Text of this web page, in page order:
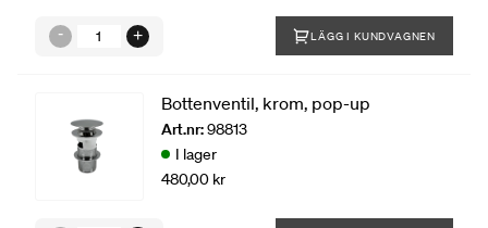
LÄGG I KUNDVAGNEN
Bottenventil, krom, pop-up
Art.nr:98813
I lager
480,00 kr